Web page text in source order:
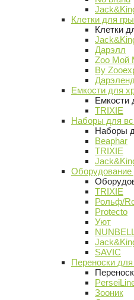
Клетки для
Клетки
Дарэлл
Zoo Мой
By
Дарэленд
Емкости для
Емкости
TRIXIE
Наборы для
Наборы
Beaphar
TRIXIE
Оборудование
TRIXIE
Рольф/
Protecto
Уют
SAVIC
Переноски
Зооник